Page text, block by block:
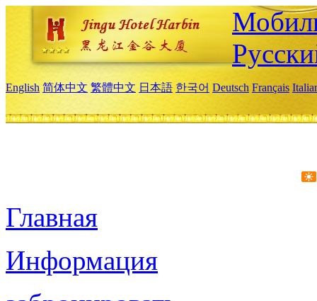
English 简体中文 繁體中文 日本語 한국어 Deutsch Français
Главная
Информация